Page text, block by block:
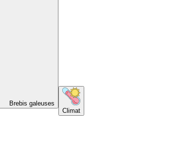
Brebis galeuses
Climat